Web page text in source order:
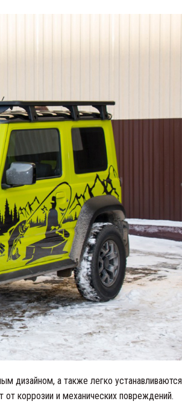
дизайном, а также легко
коррозии и механических повреждений.